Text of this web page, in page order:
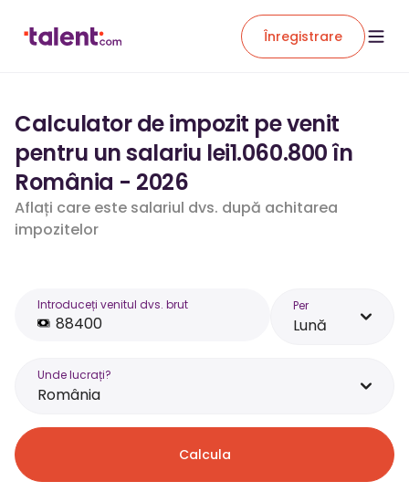
Înregistrare
Calculator de impozit pe venit
pentru un salariu lei1.060.800 în
România - 2026
Aflați care este salariul dvs. după achitarea
impozitelor
Introduceți venitul dvs. brut Per
Lună
Unde lucrați?
România
Calcula